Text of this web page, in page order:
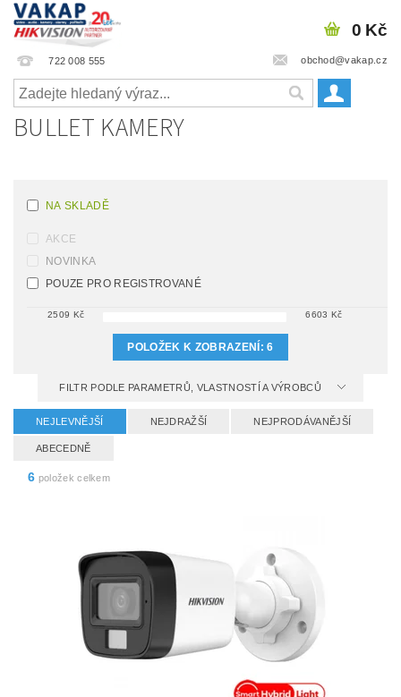
722 008 555 obchod@vakap.cz
0 Kč
BULLET KAMERY
NA SKLADĚ
AKCE
NOVINKA
POUZE PRO REGISTROVANÉ
2509 Kč 6603 Kč
POLOŽEK K ZOBRAZENÍ:6
FILTR PODLE PARAMETRŮ, VLASTNOSTÍ A VÝROBCŮ
NEJLEVNĚJŠÍ NEJDRAŽŠÍ NEJPRODÁVANĚJŠÍ
ABECEDNĚ
6 položek celkem